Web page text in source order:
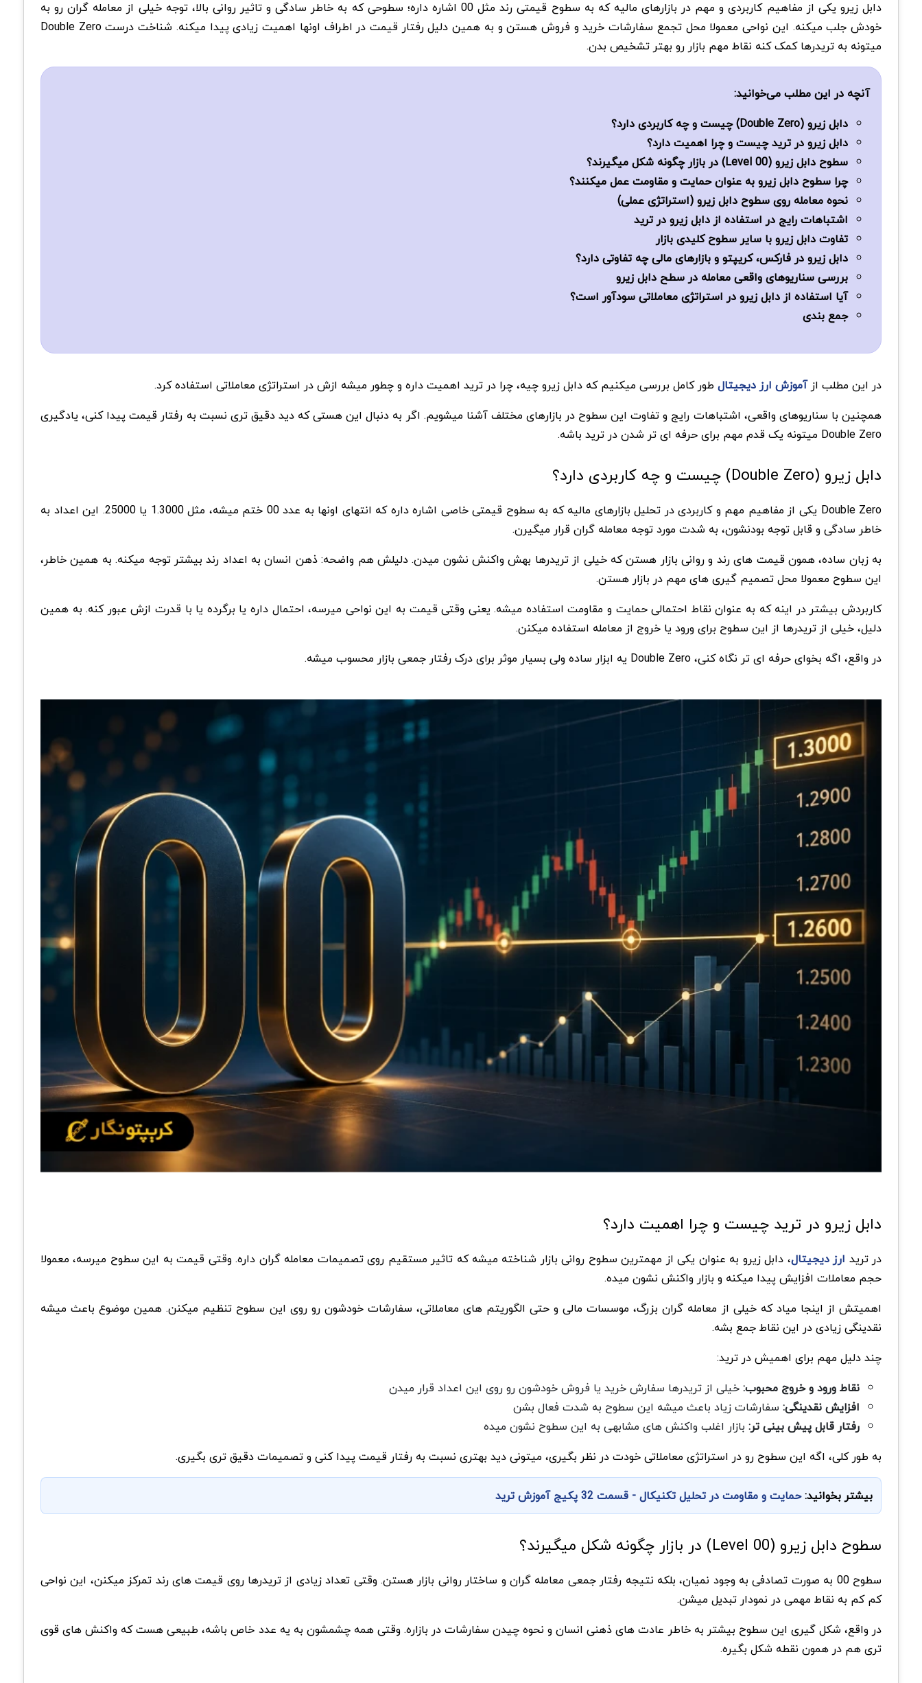
دابل زیرو یکی از مفاهیم کاربردی و مهم در بازارهای مالیه که به سطوح قیمتی رند مثل 00 اشاره داره؛ سطوحی که به خاطر سادگی و تاثیر روانی بالا، توجه خیلی از معامله گران رو به
خودش جلب میکنه. این نواحی معمولا محل تجمع سفارشات خرید و فروش هستن و به همین دلیل رفتار قیمت در اطراف اونها اهمیت زیادی پیدا میکنه. شناخت درست Double Zero
میتونه به تریدرها کمک کنه نقاط مهم بازار رو بهتر تشخیص بدن.
آنچه در این مطلب می‌خوانید:
دابل زیرو (Double Zero) چیست و چه کاربردی دارد؟
دابل زیرو در ترید چیست و چرا اهمیت دارد؟
سطوح دابل زیرو (00 Level) در بازار چگونه شکل میگیرند؟
چرا سطوح دابل زیرو به عنوان حمایت و مقاومت عمل میکنند؟
نحوه معامله روی سطوح دابل زیرو (استراتژی عملی)
اشتباهات رایج در استفاده از دابل زیرو در ترید
تفاوت دابل زیرو با سایر سطوح کلیدی بازار
دابل زیرو در فارکس، کریپتو و بازارهای مالی چه تفاوتی دارد؟
بررسی سناریوهای واقعی معامله در سطح دابل زیرو
آیا استفاده از دابل زیرو در استراتژی معاملاتی سودآور است؟
جمع بندی
در این مطلب ازآموزش ارز دیجیتال طور کامل بررسی میکنیم که دابل زیرو چیه، چرا در ترید اهمیت داره و چطور میشه ازش در استراتژی معاملاتی استفاده کرد.
همچنین با سناریوهای واقعی، اشتباهات رایج و تفاوت این سطوح در بازارهای مختلف آشنا میشویم. اگر به دنبال این هستی که دید دقیق تری نسبت به رفتار قیمت پیدا کنی، یادگیری
Double Zero میتونه یک قدم مهم برای حرفه ای تر شدن در ترید باشه.
دابل زیرو (Double Zero) چیست و چه کاربردی دارد؟
Double Zero یکی از مفاهیم مهم و کاربردی در تحلیل بازارهای مالیه که به سطوح قیمتی خاصی اشاره داره که انتهای اونها به عدد 00 ختم میشه، مثل 1.3000 یا 25000. این اعداد به
خاطر سادگی و قابل توجه بودنشون، به شدت مورد توجه معامله گران قرار میگیرن.
به زبان ساده، همون قیمت های رند و روانی بازار هستن که خیلی از تریدرها بهش واکنش نشون میدن. دلیلش هم واضحه: ذهن انسان به اعداد رند بیشتر توجه میکنه. به همین خاطر،
این سطوح معمولا محل تصمیم گیری های مهم در بازار هستن.
کاربردش بیشتر در اینه که به عنوان نقاط احتمالی حمایت و مقاومت استفاده میشه. یعنی وقتی قیمت به این نواحی میرسه، احتمال داره یا برگرده یا با قدرت ازش عبور کنه. به همین
دلیل، خیلی از تریدرها از این سطوح برای ورود یا خروج از معامله استفاده میکنن.
در واقع، اگه بخوای حرفه ای تر نگاه کنی، Double Zero یه ابزار ساده ولی بسیار موثر برای درک رفتار جمعی بازار محسوب میشه.
دابل زیرو در ترید چیست و چرا اهمیت دارد؟
در ترید ارز دیجیتال، دابل زیرو به عنوان یکی از مهمترین سطوح روانی بازار شناخته میشه که تاثیر مستقیم روی تصمیمات معامله گران داره. وقتی قیمت به این سطوح میرسه، معمولا
حجم معاملات افزایش پیدا میکنه و بازار واکنش نشون میده.
اهمیتش از اینجا میاد که خیلی از معامله گران بزرگ، موسسات مالی و حتی الگوریتم های معاملاتی، سفارشات خودشون رو روی این سطوح تنظیم میکنن. همین موضوع باعث میشه
نقدینگی زیادی در این نقاط جمع بشه.
چند دلیل مهم برای اهمیش در ترید:
نقاط ورود و خروج محبوب:خیلی از تریدرها سفارش خرید یا فروش خودشون رو روی این اعداد قرار میدن
افزایش نقدینگی: سفارشات زیاد باعث میشه این سطوح به شدت فعال بشن
رفتار قابل پیش بینی تر: بازار اغلب واکنش های مشابهی به این سطوح نشون میده
به طور کلی، اگه این سطوح رو در استراتژی معاملاتی خودت در نظر بگیری، میتونی دید بهتری نسبت به رفتار قیمت پیدا کنی و تصمیمات دقیق تری بگیری.
بیشتر بخوانید:حمایت و مقاومت در تحلیل تکنیکال - قسمت 32 پکیج آموزش ترید
سطوح دابل زیرو (00 Level) در بازار چگونه شکل میگیرند؟
سطوح 00 به صورت تصادفی به وجود نمیان، بلکه نتیجه رفتار جمعی معامله گران و ساختار روانی بازار هستن. وقتی تعداد زیادی از تریدرها روی قیمت های رند تمرکز میکنن، این نواحی
کم کم به نقاط مهمی در نمودار تبدیل میشن.
در واقع، شکل گیری این سطوح بیشتر به خاطر عادت های ذهنی انسان و نحوه چیدن سفارشات در بازاره. وقتی همه چشمشون به یه عدد خاص باشه، طبیعی هست که واکنش های قوی
تری هم در همون نقطه شکل بگیره.